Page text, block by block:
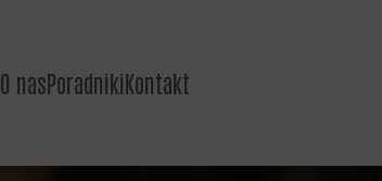
O nasPoradnikiKontakt